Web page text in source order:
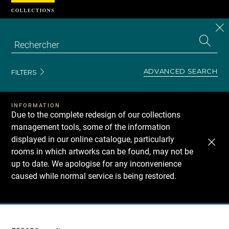
FILTERS ADVANCED SEARCH
INFORMATION
Due to the complete redesign of our collections
management tools, some of the information
displayed in our online catalogue, particularly
rooms in which artworks can be found, may not be
up to date. We apologise for any inconvenience
caused while normal service is being restored.
Recherche
Cookies management panel